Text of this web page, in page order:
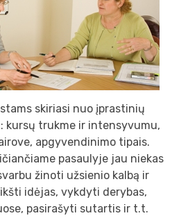
skiriasi nuo įprastinių
kursų trukme ir intensyvumu,
apgyvendinimo tipais.
pasaulyje jau niekas
žinoti užsienio kalbą ir
idėjas, vykdyti derybas,
pasirašyti sutartis ir t.t.